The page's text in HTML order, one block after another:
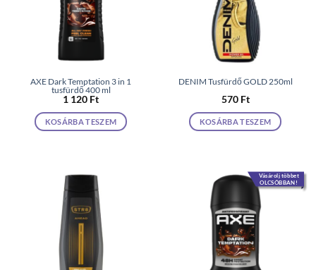
AXE Dark Temptation 3 in 1
tusfürdő 400 ml
1 120 Ft
KOSÁRBA TESZEM
DENIM Tusfürdő GOLD 250ml
570 Ft
KOSÁRBA TESZEM
Vásárolj többet
OLCSÓBBAN!